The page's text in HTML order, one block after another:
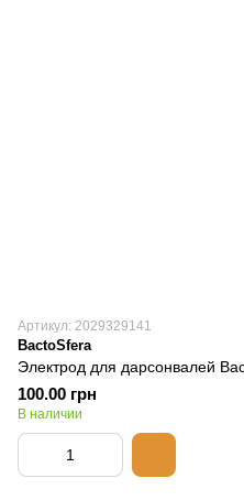
Артикул: 2029329141
BactoSfera
Электрод для дарсонвалей
100.00 грн
В наличии